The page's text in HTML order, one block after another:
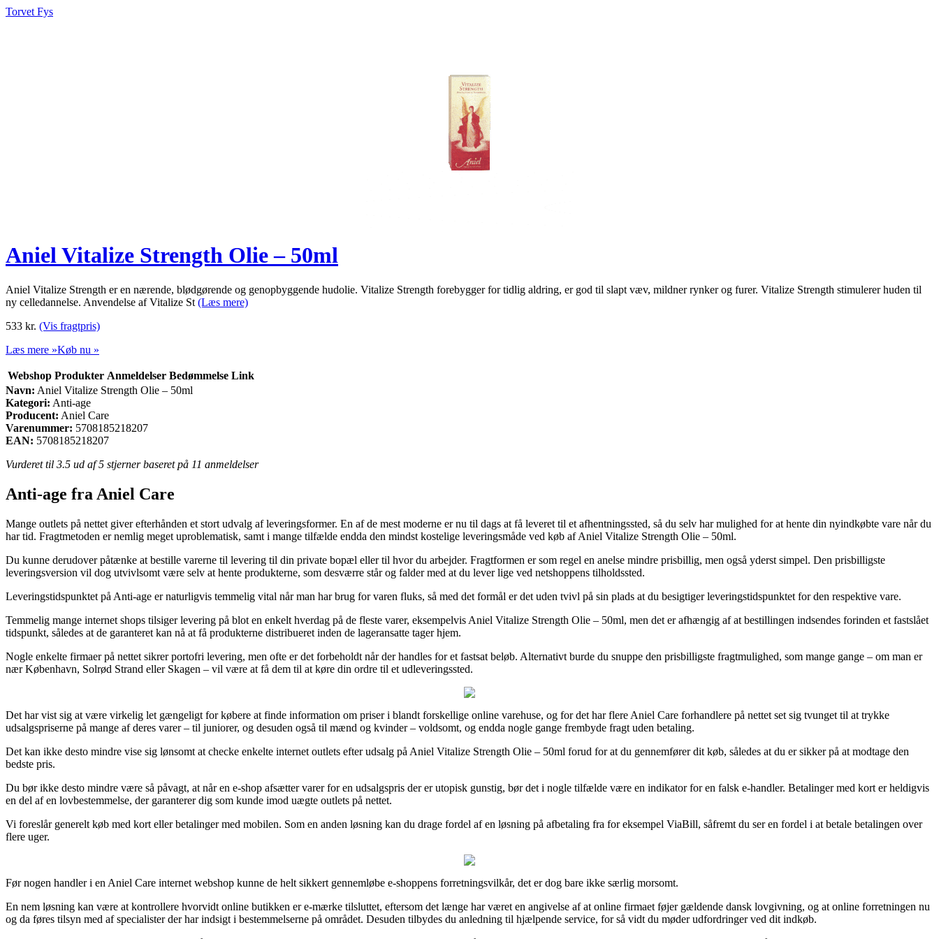
Torvet Fys
Aniel Vitalize Strength Olie – 50ml
Aniel Vitalize Strength er en nærende, blødgørende og genopbyggende hudolie. Vitalize Strength forebygger for tidlig aldring, er god til slapt væv, mildner rynker og furer. Vitalize Strength stimulerer huden til
ny celledannelse. Anvendelse af Vitalize St (Læs mere)
533 kr. (Vis fragtpris)
Læs mere »Køb nu »
Webshop Produkter Anmeldelser Bedømmelse Link
Navn: Aniel Vitalize Strength Olie – 50ml
Kategori: Anti-age
Producent: Aniel Care
Varenummer: 5708185218207
EAN: 5708185218207
Vurderet til 3.5 ud af 5 stjerner baseret på 11 anmeldelser
Anti-age fra Aniel Care
Mange outlets på nettet giver efterhånden et stort udvalg af leveringsformer. En af de mest moderne er nu til dags at få leveret til et afhentningssted, så du selv har mulighed for at hente din nyindkøbte vare når du
har tid. Fragtmetoden er nemlig meget uproblematisk, samt i mange tilfælde endda den mindst kostelige leveringsmåde ved køb af Aniel Vitalize Strength Olie – 50ml.
Du kunne derudover påtænke at bestille varerne til levering til din private bopæl eller til hvor du arbejder. Fragtformen er som regel en anelse mindre prisbillig, men også yderst simpel. Den prisbilligste
leveringsversion vil dog utvivlsomt være selv at hente produkterne, som desværre står og falder med at du lever lige ved netshoppens tilholdssted.
Leveringstidspunktet på Anti-age er naturligvis temmelig vital når man har brug for varen fluks, så med det formål er det uden tvivl på sin plads at du besigtiger leveringstidspunktet for den respektive vare.
Temmelig mange internet shops tilsiger levering på blot en enkelt hverdag på de fleste varer, eksempelvis Aniel Vitalize Strength Olie – 50ml, men det er afhængig af at bestillingen indsendes forinden et fastslået
tidspunkt, således at de garanteret kan nå at få produkterne distribueret inden de lageransatte tager hjem.
Nogle enkelte firmaer på nettet sikrer portofri levering, men ofte er det forbeholdt når der handles for et fastsat beløb. Alternativt burde du snuppe den prisbilligste fragtmulighed, som mange gange – om man er
nær København, Solrød Strand eller Skagen – vil være at få dem til at køre din ordre til et udleveringssted.
Det har vist sig at være virkelig let gængeligt for købere at finde information om priser i blandt forskellige online varehuse, og for det har flere Aniel Care forhandlere på nettet set sig tvunget til at trykke
udsalgspriserne på mange af deres varer – til juniorer, og desuden også til mænd og kvinder – voldsomt, og endda nogle gange frembyde fragt uden betaling.
Det kan ikke desto mindre vise sig lønsomt at checke enkelte internet outlets efter udsalg på Aniel Vitalize Strength Olie – 50ml forud for at du gennemfører dit køb, således at du er sikker på at modtage den
bedste pris.
Du bør ikke desto mindre være så påvagt, at når en e-shop afsætter varer for en udsalgspris der er utopisk gunstig, bør det i nogle tilfælde være en indikator for en falsk e-handler. Betalinger med kort er heldigvis
en del af en lovbestemmelse, der garanterer dig som kunde imod uægte outlets på nettet.
Vi foreslår generelt køb med kort eller betalinger med mobilen. Som en anden løsning kan du drage fordel af en løsning på afbetaling fra for eksempel ViaBill, såfremt du ser en fordel i at betale betalingen over
flere uger.
Før nogen handler i en Aniel Care internet webshop kunne de helt sikkert gennemløbe e-shoppens forretningsvilkår, det er dog bare ikke særlig morsomt.
En nem løsning kan være at kontrollere hvorvidt online butikken er e-mærke tilsluttet, eftersom det længe har været en angivelse af at online firmaet føjer gældende dansk lovgivning, og at online forretningen nu
og da føres tilsyn med af specialister der har indsigt i bestemmelserne på området. Desuden tilbydes du anledning til hjælpende service, for så vidt du møder udfordringer ved dit indkøb.